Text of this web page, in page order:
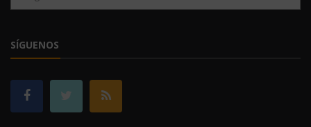
SÍGUENOS